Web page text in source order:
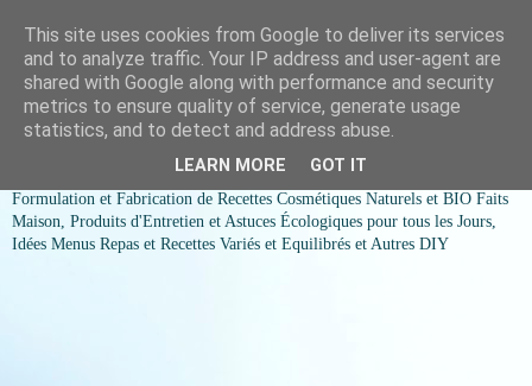
COSMESSENCE BIO Recettes
cosmetiques naturels et Bio et
idées menus variés et équilibrés
Formulation et Fabrication de Recettes Cosmétiques Naturels et BIO Faits
Maison, Produits d'Entretien et Astuces Écologiques pour tous les Jours,
Idées Menus Repas et Recettes Variés et Equilibrés et Autres DIY
This site uses cookies from Google to deliver its services
and to analyze traffic. Your IP address and user-agent are
shared with Google along with performance and security
metrics to ensure quality of service, generate usage
statistics, and to detect and address abuse.
LEARN MORE GOT IT